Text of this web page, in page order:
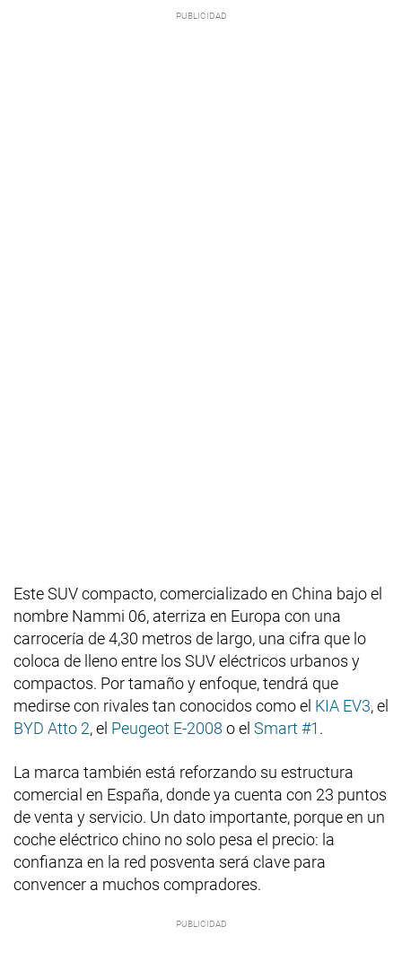
Este SUV compacto, comercializado en China bajo el
nombre Nammi 06, aterriza en Europa con una
carrocería de 4,30 metros de largo, una cifra que lo
coloca de lleno entre los SUV eléctricos urbanos y
compactos. Por tamaño y enfoque, tendrá que
medirse con rivales tan conocidos como el KIA EV3, el
BYD Atto 2, el Peugeot E-2008 o el Smart #1.
La marca también está reforzando su estructura
comercial en España, donde ya cuenta con 23 puntos
de venta y servicio. Un dato importante, porque en un
coche eléctrico chino no solo pesa el precio: la
confianza en la red posventa será clave para
convencer a muchos compradores.